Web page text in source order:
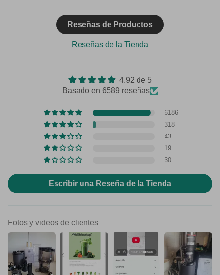
Reseñas de Productos
Reseñas de la Tienda
4.92 de 5
Basado en 6589 reseñas
6186
318
43
19
30
Escribir una Reseña de la Tienda
Fotos y videos de clientes